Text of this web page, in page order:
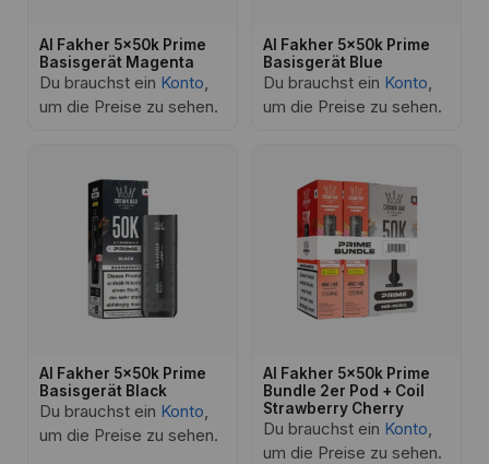
Al Fakher 5x50k Prime
Basisgerät Magenta
Du brauchst ein Konto,
um die Preise zu sehen.
Al Fakher 5x50k Prime
Basisgerät Blue
Du brauchst ein Konto,
um die Preise zu sehen.
Al Fakher 5x50k Prime
Basisgerät Black
Du brauchst ein Konto,
um die Preise zu sehen.
Al Fakher 5x50k Prime
Bundle 2er Pod + Coil
Strawberry Cherry
Du brauchst ein Konto,
um die Preise zu sehen.